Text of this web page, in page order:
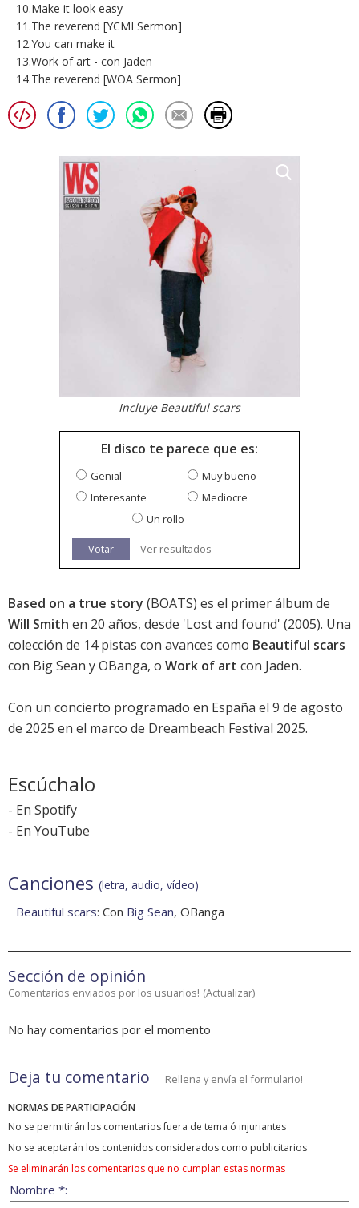
10.Make it look easy
11.The reverend [YCMI Sermon]
12.You can make it
13.Work of art - con Jaden
14.The reverend [WOA Sermon]
Incluye Beautiful scars
El disco te parece que es:
Genial
Muy bueno
Interesante
Mediocre
Un rollo
Votar Ver resultados
Based on a true story (BOATS) es el primer álbum de
Will Smith en 20 años, desde 'Lost and found' (2005). Una
colección de 14 pistas con avances como Beautiful scars
con Big Sean y OBanga, o Work of art con Jaden.
Con un concierto programado en España el 9 de agosto
de 2025 en el marco de Dreambeach Festival 2025.
Escúchalo
- En Spotify
- En YouTube
Canciones (letra, audio, vídeo)
Beautiful scars: Con Big Sean, OBanga
Sección de opinión
Comentarios enviados por los usuarios! (Actualizar)
No hay comentarios por el momento
Deja tu comentario Rellena y envía el formulario!
NORMAS DE PARTICIPACIÓN
No se permitirán los comentarios fuera de tema ó injuriantes
No se aceptarán los contenidos considerados como publicitarios
Se eliminarán los comentarios que no cumplan estas normas
Nombre *: